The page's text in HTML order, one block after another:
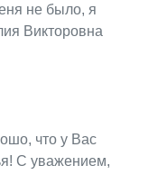
не было, я
Викторовна
что у Вас
С уважением,